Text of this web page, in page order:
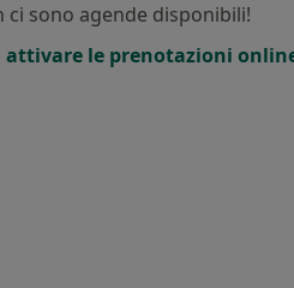
ci sono agende disponibili!
attivare le prenotazioni